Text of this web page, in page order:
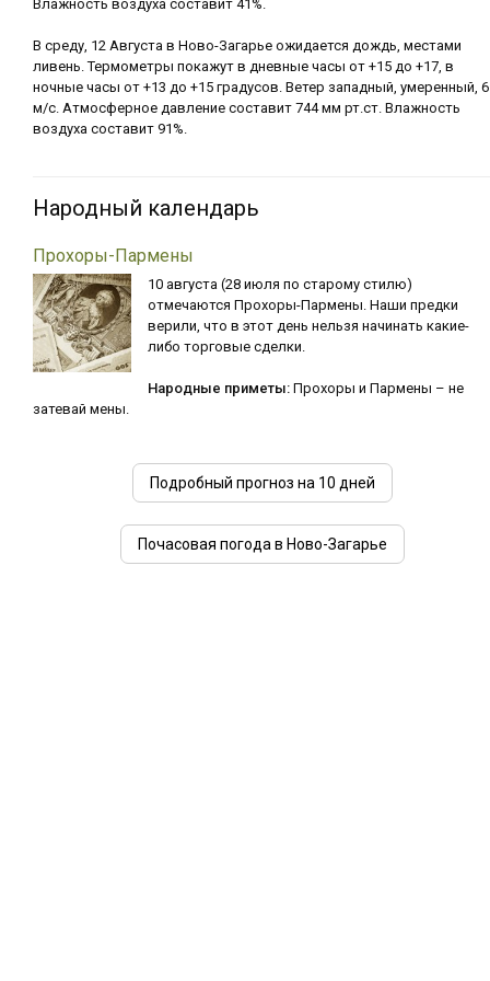
Влажность воздуха составит 41%.
В среду, 12 Августа в Ново-Загарье ожидается дождь, местами
ливень. Термометры покажут в дневные часы от +15 до +17, в
ночные часы от +13 до +15 градусов. Ветер западный, умеренный, 6
м/с. Атмосферное давление составит 744 мм рт.ст. Влажность
воздуха составит 91%.
Народный календарь
Прохоры-Пармены
10 августа (28 июля по старому стилю)
отмечаются Прохоры-Пармены. Наши предки
верили, что в этот день нельзя начинать какие-
либо торговые сделки.
Народные приметы: Прохоры и Пармены – не
затевай мены.
Подробный прогноз на 10 дней
Почасовая погода в Ново-Загарье